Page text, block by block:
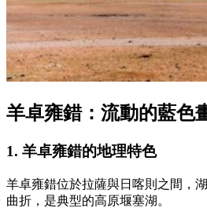
羊卓雍錯：流動的藍色
1. 羊卓雍錯的地理特色
羊卓雍錯位於拉薩與日喀則之間，
曲折，是典型的高原堰塞湖。